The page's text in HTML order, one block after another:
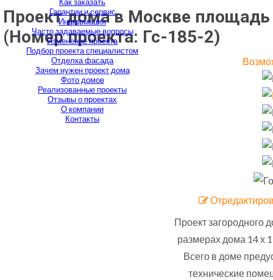
Гарантии и сервис
Информация
Часто задаваемые вопросы
Изменение проекта
Подбор проекта специалистом
Отделка фасада
Зачем нужен проект дома
Фото домов
Реализованные проекты
Отзывы о проектах
О компании
Контакты
Проект дома в Москве
(Номер проекта: Гс-185-2)
Проект загородного
размерах дома 14 х
Всего в доме
технические